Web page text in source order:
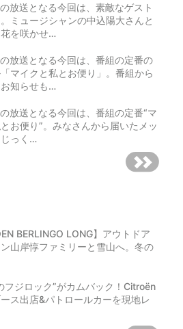
放送となる今回は、素敵なゲスト
ミュージシャンの中込陽大さんと
花を咲かせ…
放送となる今回は、番組の定番の
マイクと私とお便り」。番組から
知らせも…
放送となる今回は、番組の定番“マ
お便り”。みなさんから届いたメッ
っく…
BERLINGO LONG】アウトドア
山岸惇ファミリーと雪山へ。冬の
フジロック”がカムバック！Citroën
ス出店&パトロールカーを現地レ